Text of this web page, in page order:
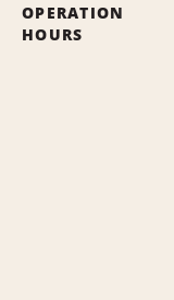
OPERATION
HOURS